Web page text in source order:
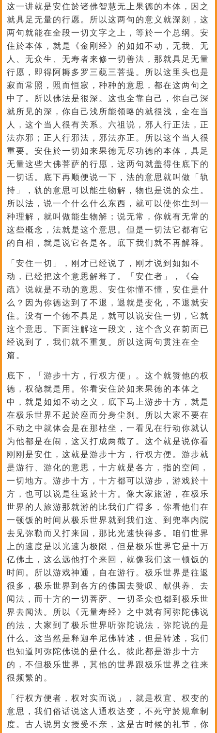
这一讲就是安住於诸佛智慧无上果德的本体，因之
就具足无量的行愿。所以这两句的意义就深刻，这
两句就能在全段一切文字之上，等於一个总纲。安
住於本体，就是《金刚经》的如如不动，无我、无
人、无众生、无寿者来修一切善法，那就具足无量
行愿，即得阿耨多罗三藐三菩提。所以这里头也是
寂而常照，照而恒寂，种种的意思，都在这两句之
中了。所以佛法是很深。这也全靠自己，你自己深
就所见的深，你自己浅所能领略的就很浅，全在当
人，这个当人很有关系。六祖说，邪人行正法，正
法亦邪；正人行邪法，邪法亦正。所以这个当人很
重要。安住於一切如来果德无尽功德的本体，具足
无量这些大佛菩萨的行愿，这两句就盖得住底下的
一切话。底下再顺便说一下，法的意思就叫做「轨
持」，轨的意思可以能生物解，物也是说的众生。
所以法，说一个什么什么东西，就可以使你生到一
种理解，就叫做能生物解；说无常，你就有无常的
这些概念，法就是这个意思。但是一切法它都有它
的自相，就是说它各是各。底下我们就不再解释。
「安住一切」，刚才已经说了，刚才说到如如不
动，已经把这个意思解释了。「安住者」，《会
疏》说就是不动的意思。安住你懂不懂，安住是什
么？因为你德达到了不退，退就是变化，不退就安
住。没有一个德不具足，就可以说安住一切，它就
这个意思。下面注解这一段文，这个含义在前面已
经说到了，我们就不重复。所以这两句贯注在全
篇。
底下，「游步十方，行权方便」。这个就赞他的权
德，权德就是用。你看安住於如来果德的本体之
中，就是如如不动之义，底下马上游步十方，就是
在极乐世界不起於座而分身尘刹。所以大家不要在
不动之中就体会是在那枯坐，一看见在行动你就认
为他都是在闹，这又打成两截了。这个就是说你看
刚刚是安住，这就是游步十方，行权方便。游步就
是游行、游化的意思，十方就是各方，指的空间，
一切地方。游步十方，十方都可以游步，游戏於十
方，也可以说是往返於十方。像大家旅游，在极乐
世界的人旅游那就游的比我们广得多，你看他们在
一顿饭的时间从极乐世界就到我们这、到兜率内院
去见弥勒而又打来回，那比光速快得多。咱们世界
上的速度是以光速为极限，但是极乐世界它是十万
亿佛土，这么远他打个来回，就像我们这一顿饭的
时间。所以游戏神通，自在游行。极乐世界是往返
很多，极乐世界到各方的佛国去赞叹、献供养、去
闻法，而十方的一切菩萨、一切圣众也都到极乐世
界去闻法。所以《无量寿经》之中就有阿弥陀佛说
的法，大家到了极乐世界听弥陀说法，弥陀说的是
什么。这当然是释迦牟尼佛转述，但是转述，我们
也知道阿弥陀佛说的是什么。彼此都是游步十方
的，不但极乐世界，其他的世界跟极乐世界之往来
很频繁的。
「行权方便者，权对实而说」，就是权宜、权变的
意思，我们俗话说这人通权达变，不死守於规章制
度。古人说男女授受不亲，这是古时候的礼节，你